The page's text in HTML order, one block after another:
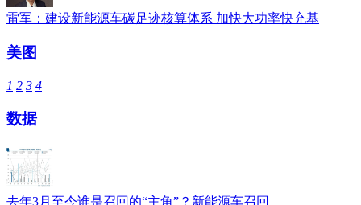
雷军：建设新能源车碳足迹核算体系 加快大功率快充基
美图
1 2 3 4
数据
去年3月至今谁是召回的“主角”？新能源车召回